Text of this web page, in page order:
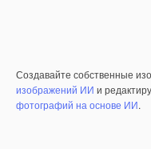
Создавайте собственные
изображений ИИ и
фотографий на основе ИИ.